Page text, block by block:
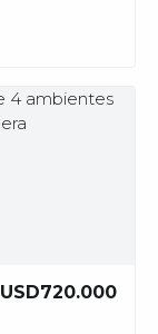
USD720.000